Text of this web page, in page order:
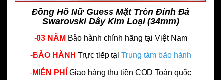
Đồng Hồ Nữ Guess Mặt Tròn Đính Đá
Swarovski Dây Kim Loại (34mm)
-03 NĂM Bảo hành chính hãng tại Việt Nam
-BẢO HÀNH Trực tiếp tại Trung tâm bảo hành
-MIỄN PHÍ Giao hàng thu tiền COD Toàn quốc